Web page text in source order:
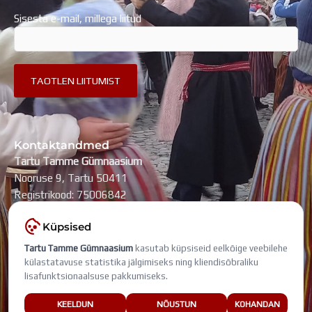
Sisesta e-mail, millega liitud
Kontaktandmed
Tartu Tamme Gümnaasium
Nooruse 9, Tartu 50411
Registrikood: 75006842
KONTAKTID
SearchSearch
Küpsised
Tartu Tamme Gümnaasium kasutab küpsiseid eelkõige veebilehe
külastatavuse statistika jälgimiseks ning kliendisõbraliku
lisafunktsionaalsuse pakkumiseks.
KEELDUN NÕUSTUN KOHANDAN